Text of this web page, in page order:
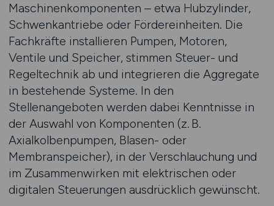
Maschinenkomponenten – etwa Hubzylinder,
Schwenkantriebe oder Fördereinheiten. Die
Fachkräfte installieren Pumpen, Motoren,
Ventile und Speicher, stimmen Steuer- und
Regeltechnik ab und integrieren die Aggregate
in bestehende Systeme. In den
Stellenangeboten werden dabei Kenntnisse in
der Auswahl von Komponenten (z. B.
Axialkolbenpumpen, Blasen- oder
Membranspeicher), in der Verschlauchung und
im Zusammenwirken mit elektrischen oder
digitalen Steuerungen ausdrücklich gewünscht.